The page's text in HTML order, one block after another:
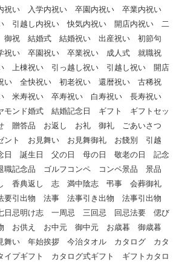
祝い 入学内祝い 卒園内祝い 卒業内祝い
引越し内祝い 快気内祝い 開店内祝い 二
祝 結婚式 結婚祝い 出産祝い 初節句
祝い 卒園祝い 卒業祝い 成人式 就職祝
上棟祝い 引っ越し祝い 引越し祝い 開店
い 全快祝い 初老祝い 還暦祝い 古稀祝
米寿祝い 卒寿祝い 白寿祝い 長寿祝い
ンド婚式 結婚記念日 ギフト ギフトセッ
贈答品 お返し お礼 御礼 ごあいさつ
ント お見舞い お見舞御礼 お餞別 引越
日 誕生日 父の日 母の日 敬老の日 記念
職記念品 ゴルフコンペ コンペ景品 景品
香典返し 志 満中陰志 弔事 会葬御礼
要引出物 法事 法事引き出物 法事引出物
日忌明け志 一周忌 三回忌 回忌法要 偲び
お供え お中元 御中元 お歳暮 御歳暮
舞い 年始挨拶 今治タオル カタログ カタ
イプギフト カタログ式ギフト ギフトカタロ